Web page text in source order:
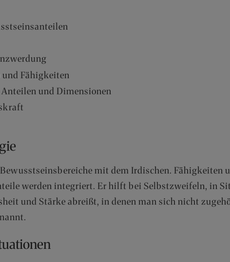
und Fähigkeiten
und Dimensionen
mit dem Irdischen. Fähigkeiten
werden integriert. Er hilft bei Selbstzweifeln, in
und Stärke abreißt, in denen man sich nicht